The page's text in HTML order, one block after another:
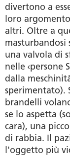
divertono a
loro
altri. Oltre a
masturbandosi
una valvola di
nelle ‹persone
dalla
sperimentato).
brandelli
se lo aspetta
cara), una
di rabbia. Il
l'oggetto più